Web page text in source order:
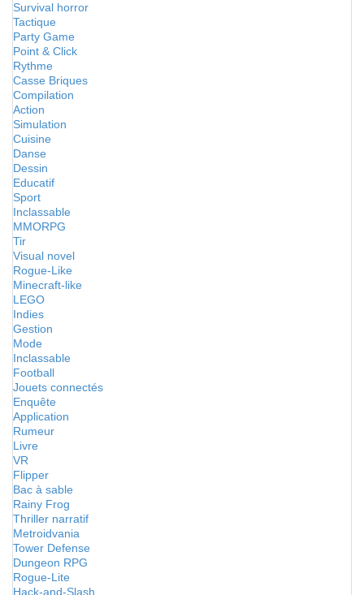
Survival horror
Tactique
Party Game
Point & Click
Rythme
Casse Briques
Compilation
Action
Simulation
Cuisine
Danse
Dessin
Educatif
Sport
Inclassable
MMORPG
Tir
Visual novel
Rogue-Like
Minecraft-like
LEGO
Indies
Gestion
Mode
Inclassable
Football
Jouets connectés
Enquête
Application
Rumeur
Livre
VR
Flipper
Bac à sable
Rainy Frog
Thriller narratif
Metroidvania
Tower Defense
Dungeon RPG
Rogue-Lite
Hack-and-Slash